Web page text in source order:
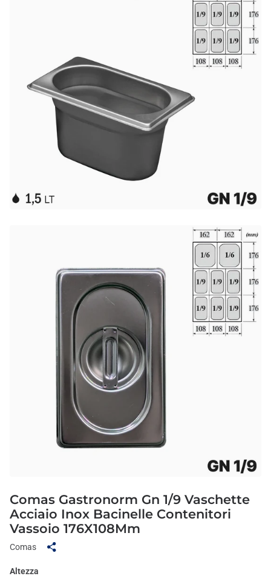
Comas Gastronorm Gn 1/9 Vaschette
Acciaio Inox Bacinelle Contenitori
Vassoio 176X108Mm
Comas
Altezza